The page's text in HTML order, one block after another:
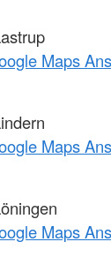
Maps
Maps
Maps